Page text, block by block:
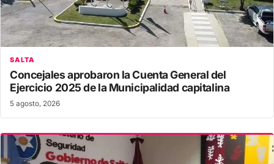
SALTA
Concejales aprobaron la Cuenta General del
Ejercicio 2025 de la Municipalidad capitalina
5 agosto, 2026